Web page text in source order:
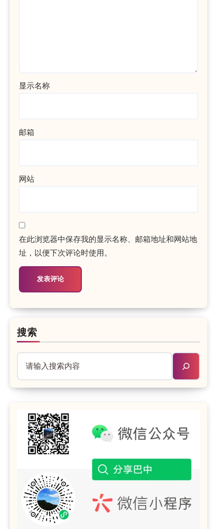
显示名称
邮箱
网站
在此浏览器中保存我的显示名称、邮箱地址和网站地
址，以便下次评论时使用。
搜索